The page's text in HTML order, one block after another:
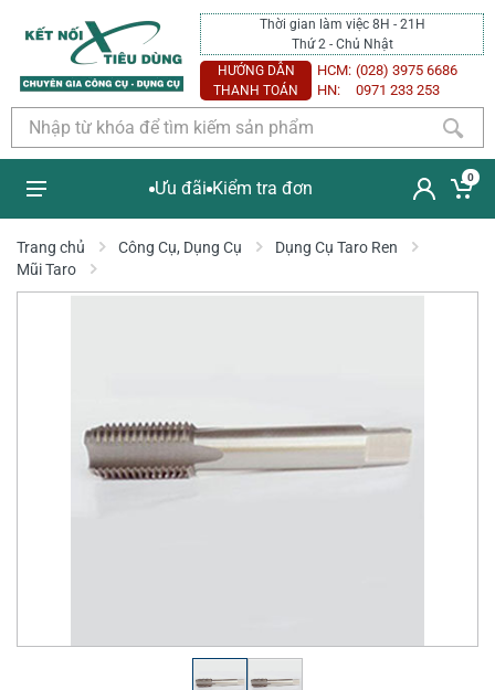
Thời gian làm việc 8H - 21H
Thứ 2 - Chủ Nhật
HƯỚNG DẪN
THANH TOÁN
HCM: (028) 3975 6686
HN:
0971 233 253
Ưu đãi Kiểm tra đơn
0
Trang chủ Công Cụ, Dụng Cụ
Dụng Cụ Taro Ren
Mũi Taro